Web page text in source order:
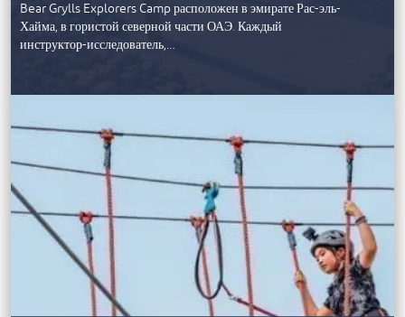
Bear Grylls Explorers Camp расположен в эмирате Рас-эль-
Хайма, в гористой северной части ОАЭ. Каждый
инструктор-исследователь,…